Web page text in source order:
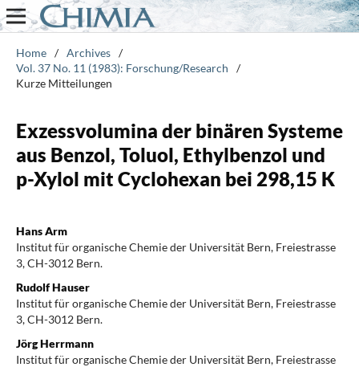
Home / Archives /
Vol. 37 No. 11 (1983): Forschung/Research
/
Kurze Mitteilungen
Exzessvolumina der binären Systeme
aus Benzol, Toluol, Ethylbenzol und
p-Xylol mit Cyclohexan bei 298,15 K
Hans Arm
Institut für organische Chemie der Universität Bern, Freiestrasse
3, CH-3012 Bern.
Rudolf Hauser
Institut für organische Chemie der Universität Bern, Freiestrasse
3, CH-3012 Bern.
Jörg Herrmann
Institut für organische Chemie der Universität Bern, Freiestrasse